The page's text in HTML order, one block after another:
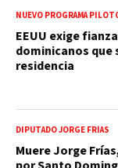
NUEVO PROGRAMA
EEUU exige
dominicanos que
residencia
DIPUTADO JORGE FRÍAS
Muere Jorge